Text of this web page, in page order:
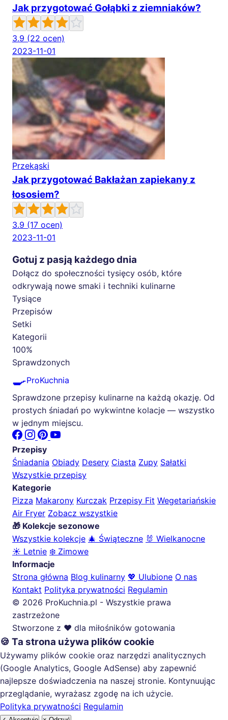
Jak przygotować Gołąbki z ziemniaków?
3.9 (22 ocen)
2023-11-01
Przekąski
Jak przygotować Bakłażan zapiekany z
łososiem?
3.9 (17 ocen)
2023-11-01
Gotuj z pasją każdego dnia
Dołącz do społeczności tysięcy osób, które
odkrywają nowe smaki i techniki kulinarne
Tysiące
Przepisów
Setki
Kategorii
100%
Sprawdzonych
🍳ProKuchnia
Sprawdzone przepisy kulinarne na każdą okazję. Od
prostych śniadań po wykwintne kolacje — wszystko
w jednym miejscu.
Przepisy
Śniadania Obiady Desery Ciasta Zupy Sałatki
Wszystkie przepisy
Kategorie
Pizza Makarony Kurczak Przepisy Fit Wegetariańskie
Air Fryer Zobacz wszystkie
🎁 Kolekcje sezonowe
Wszystkie kolekcje 🎄 Świąteczne 🐰 Wielkanocne
☀️ Letnie ❄️ Zimowe
Informacje
Strona główna Blog kulinarny 💖 Ulubione O nas
Kontakt Polityka prywatności Regulamin
© 2026 ProKuchnia.pl - Wszystkie prawa
zastrzeżone
Stworzone z ❤️ dla miłośników gotowania
🍪 Ta strona używa plików cookie
Używamy plików cookie oraz narzędzi analitycznych
(Google Analytics, Google AdSense) aby zapewnić
najlepsze doświadczenia na naszej stronie. Kontynuując
przeglądanie, wyrażasz zgodę na ich użycie.
Polityka prywatności Regulamin